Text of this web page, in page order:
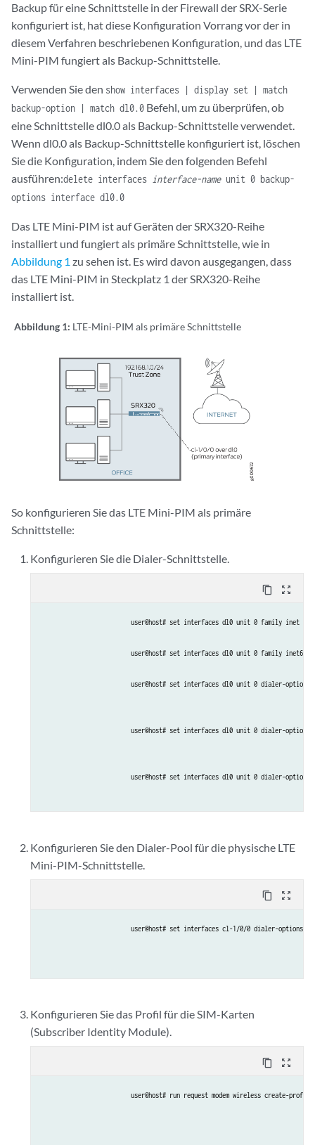
Backup für eine Schnittstelle in der Firewall der SRX-Serie
konfiguriert ist, hat diese Konfiguration Vorrang vor der in
diesem Verfahren beschriebenen Konfiguration, und das LTE
Mini-PIM fungiert als Backup-Schnittstelle.
Verwenden Sie den show interfaces | display set | match
backup-option | match dl0.0 Befehl, um zu überprüfen, ob
eine Schnittstelle dl0.0 als Backup-Schnittstelle verwendet.
Wenn dl0.0 als Backup-Schnittstelle konfiguriert ist, löschen
Sie die Konfiguration, indem Sie den folgenden Befehl
ausführen:delete interfaces interface-nameunit 0 backup-
options interface dl0.0
Das LTE Mini-PIM ist auf Geräten der SRX320-Reihe
installiert und fungiert als primäre Schnittstelle, wie in
Abbildung 1 zu sehen ist. Es wird davon ausgegangen, dass
das LTE Mini-PIM in Steckplatz 1 der SRX320-Reihe
installiert ist.
Abbildung 1: LTE-Mini-PIM als primäre Schnittstelle
So konfigurieren Sie das LTE Mini-PIM als primäre
Schnittstelle:
Konfigurieren Sie die Dialer-Schnittstelle.
content_copy zoom_out_map
user@host# set interfaces dl0 unit 0 family inet
user@host# set interfaces dl0 unit 0 family inet6
user@host# set interfaces dl0 unit 0 dialer-
user@host# set interfaces dl0 unit 0 dialer-
user@host# set interfaces dl0 unit 0 dialer-options
Konfigurieren Sie den Dialer-Pool für die physische LTE
Mini-PIM-Schnittstelle.
content_copy zoom_out_map
user@host# set interfaces cl-1/0/0 dialer-options
Konfigurieren Sie das Profil für die SIM-Karten
(Subscriber Identity Module).
content_copy zoom_out_map
user@host# run request modem wireless create-